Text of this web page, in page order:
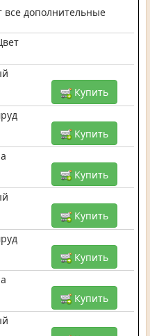
все дополнительные
Купить
Купить
Купить
Купить
Купить
Купить